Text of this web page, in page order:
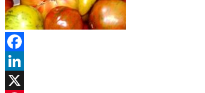
Facebook
LinkedIn